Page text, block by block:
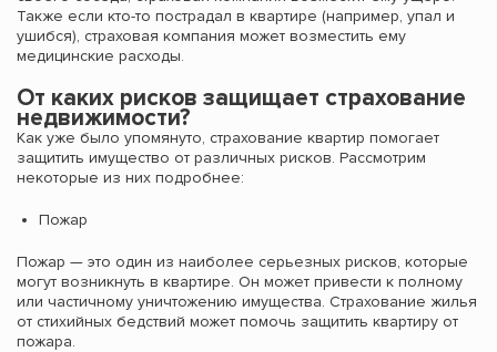
Также если кто-то пострадал в квартире (например, упал и
ушибся), страховая компания может возместить ему
медицинские расходы.
От каких рисков защищает страхование
недвижимости?
Как уже было упомянуто, страхование квартир помогает
защитить имущество от различных рисков. Рассмотрим
некоторые из них подробнее:
Пожар
Пожар — это один из наиболее серьезных рисков, которые
могут возникнуть в квартире. Он может привести к полному
или частичному уничтожению имущества. Страхование жилья
от стихийных бедствий может помочь защитить квартиру от
пожара.